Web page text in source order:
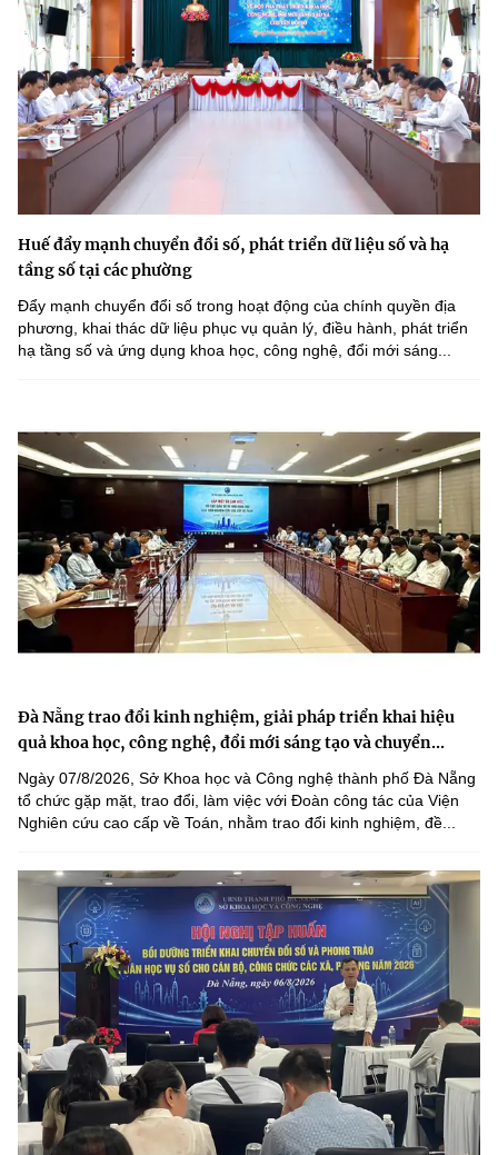
Huế đẩy mạnh chuyển đổi số, phát triển dữ liệu số và hạ
tầng số tại các phường
Đẩy mạnh chuyển đổi số trong hoạt động của chính quyền địa
phương, khai thác dữ liệu phục vụ quản lý, điều hành, phát triển
hạ tầng số và ứng dụng khoa học, công nghệ, đổi mới sáng...
Đà Nẵng trao đổi kinh nghiệm, giải pháp triển khai hiệu
quả khoa học, công nghệ, đổi mới sáng tạo và chuyển...
Ngày 07/8/2026, Sở Khoa học và Công nghệ thành phố Đà Nẵng
tổ chức gặp mặt, trao đổi, làm việc với Đoàn công tác của Viện
Nghiên cứu cao cấp về Toán, nhằm trao đổi kinh nghiệm, đề...